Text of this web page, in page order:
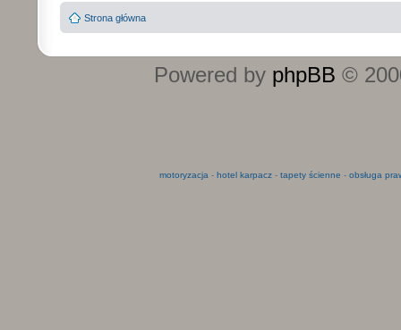
Strona główna
Powered by phpBB ©
motoryzacja - hotel karpacz- tapety ścienne - obsługa